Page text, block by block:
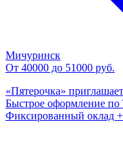
Мичуринск
От 40000 до 51000 руб.
«Пятерочка»
Быстрое оформление
Фиксированный оклад